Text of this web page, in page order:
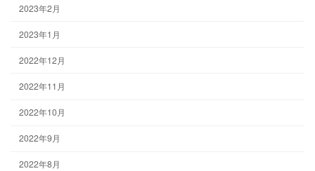
2023年2月
2023年1月
2022年12月
2022年11月
2022年10月
2022年9月
2022年8月